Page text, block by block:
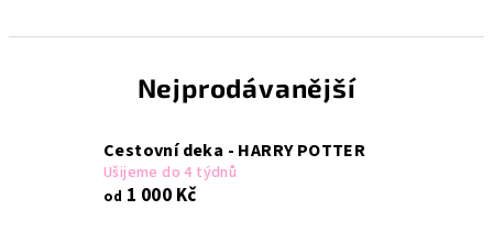
Nejprodávanější
Cestovní deka - HARRY POTTER
Ušijeme do 4 týdnů
od 1 000 Kč